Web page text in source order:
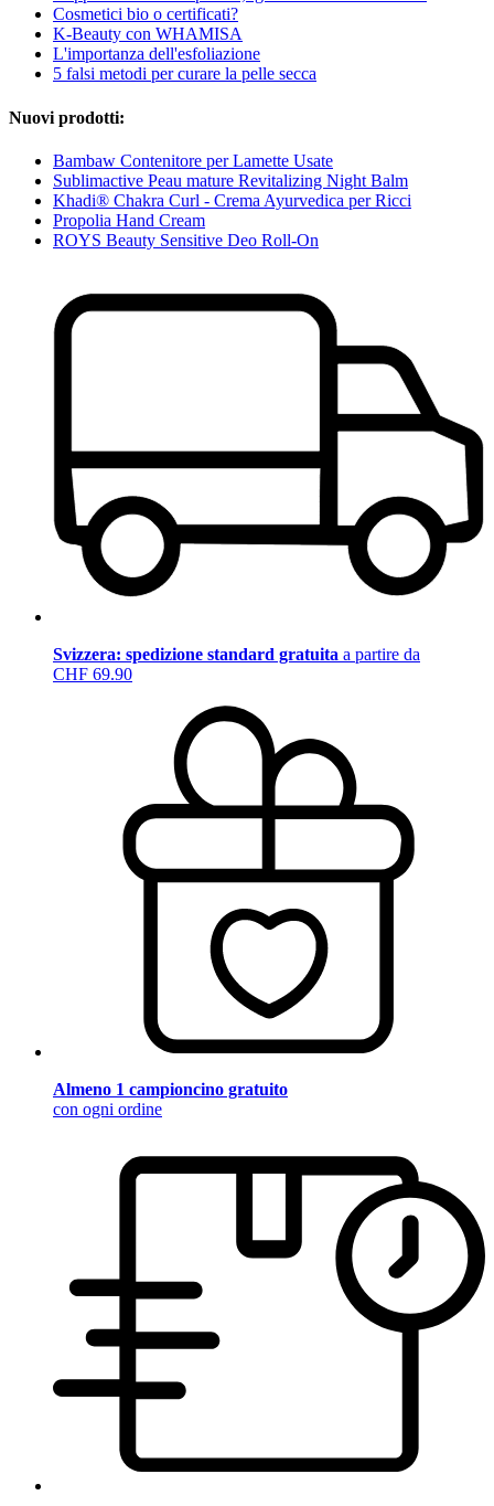
Cosmetici bio o certificati?
K-Beauty con WHAMISA
L'importanza dell'esfoliazione
5 falsi metodi per curare la pelle secca
Nuovi prodotti:
Bambaw Contenitore per Lamette Usate
Sublimactive Peau mature Revitalizing Night Balm
Khadi® Chakra Curl - Crema Ayurvedica per Ricci
Propolia Hand Cream
ROYS Beauty Sensitive Deo Roll-On
Svizzera: spedizione standard gratuita a partire da
CHF 69.90
Almeno 1 campioncino gratuito
con ogni ordine